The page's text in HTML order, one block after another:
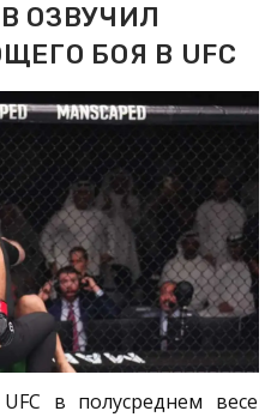
ОЗВУЧИЛ
БОЯ В UFC
в полусреднем весе